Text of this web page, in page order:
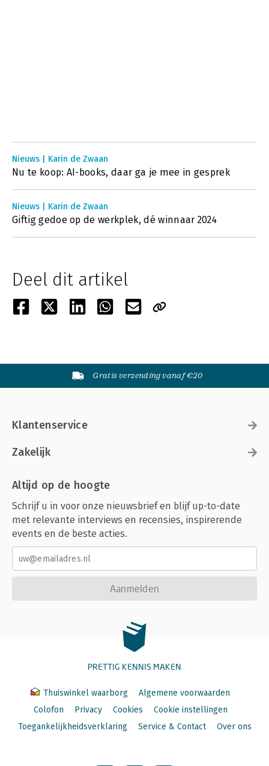
Nieuws | Karin de Zwaan
Nu te koop: AI-books, daar ga je mee in gesprek
Nieuws | Karin de Zwaan
Giftig gedoe op de werkplek, dé winnaar 2024
Deel dit artikel
Gratis verzending vanaf €20
Klantenservice
Zakelijk
Altijd op de hoogte
Schrijf u in voor onze nieuwsbrief en blijf up-to-date
met relevante interviews en recensies, inspirerende
events en de beste acties.
Aanmelden
PRETTIG KENNIS MAKEN
Thuiswinkel waarborg
Algemene voorwaarden
Colofon
Privacy Cookies
Cookie instellingen
Toegankelijkheidsverklaring
Service & Contact Over ons